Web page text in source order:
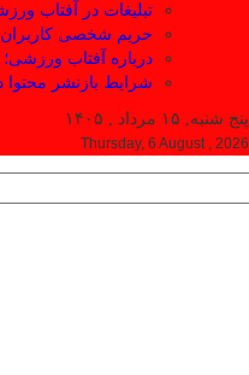
تبلیغات در آفتاب
حریم شخصی کاربران
درباره آفتاب
شرایط بازنشر محتوا
پنج شنبه, ۱۵ مرداد , ۱۴۰۵
Thursday, 6 August , 2026